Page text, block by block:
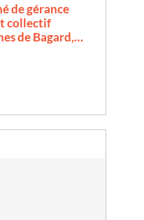
de gérance
collectif
de Bagard,…